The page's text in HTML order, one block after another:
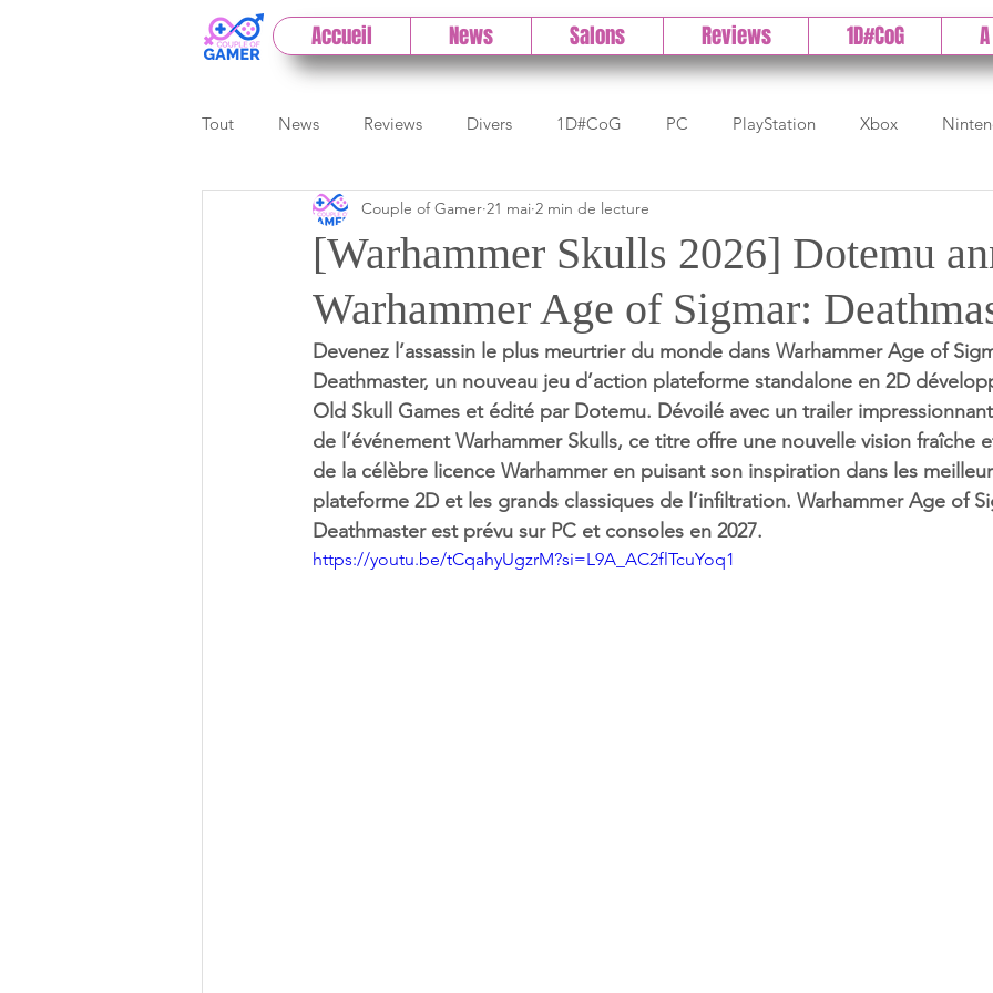
Accueil News Salons Reviews 1D#CoG
Tout News Reviews Divers 1D#CoG PC PlayStation Xbox
Previews Cloud Test indé DLC
Paris Games Week Early Access Test 1DCoG Test Xbox Test Nintendo
Actu 1DCoG Test Stadia The Game Awards Balan
[Warhammer Skulls 2026] Dotemu
Warhammer Age of Sigmar:
Couple of Gamer 21 mai 2 min de lecture
Devenez l’assassin le plus meurtrier du monde dans Warhammer Age of
Deathmaster, un nouveau jeu d’action plateforme standalone en 2D
Old Skull Games et édité par Dotemu. Dévoilé avec un trailer
de l’événement Warhammer Skulls, ce titre offre une nouvelle vision fraîche
de la célèbre licence Warhammer en puisant son inspiration dans les
plateforme 2D et les grands classiques de l’infiltration. Warhammer Age of
Deathmaster est prévu sur PC et consoles en 2027.
https://youtu.be/tCqahyUgzrM?si=L9A_AC2flTcuYoq1